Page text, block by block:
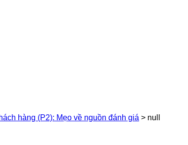
hàng (P2): Mẹo về nguồn đánh giá > null